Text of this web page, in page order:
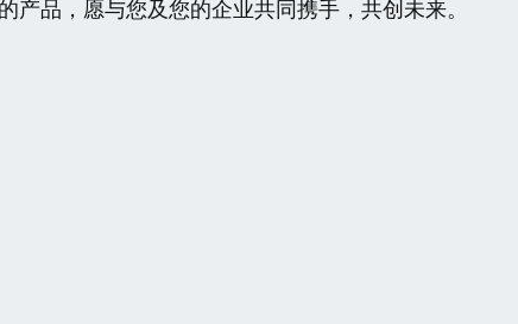
品，愿与您及您的企业共同携手，共创未来。